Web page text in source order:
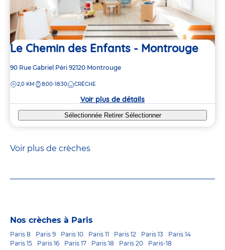
Le Chemin des Enfants - Montrouge
Adresse
la
90 Rue Gabriel Péri 92120 Montrouge
DISTANCE
2,0 KM 8:00-18:30 CRÈCHE
Voir plus de détails
Sélectionnée Retirer Sélectionner
Voir plus de crèches
Nos crèches à Paris
Paris 8 Paris 9 Paris 10 Paris 11 Paris 12 Paris 13
Paris 14
Paris 15
Paris 16 Paris 17 Paris 18 Paris 20 Paris-18